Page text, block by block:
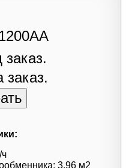
заказ.
ч
3.96 м2